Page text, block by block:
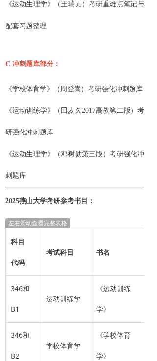
《运动生理学》（王瑞元）考研重难点笔记与
配套习题整理
C 冲刺题库部分：
《学校体育学》（周登嵩）考研强化冲刺题库
《运动训练学》（田麦久2017高教第二版）考
研强化冲刺题库
《运动生理学》（邓树勋第三版）考研强化冲
刺题库
2025燕山大学考研参考书目 ：
左右滑动查看完整表格
科目
代码
考试科目 书名
346和
B1
运动训练学
《运动训练
学》
346和
B2
学校体育学
《学校体育
学》